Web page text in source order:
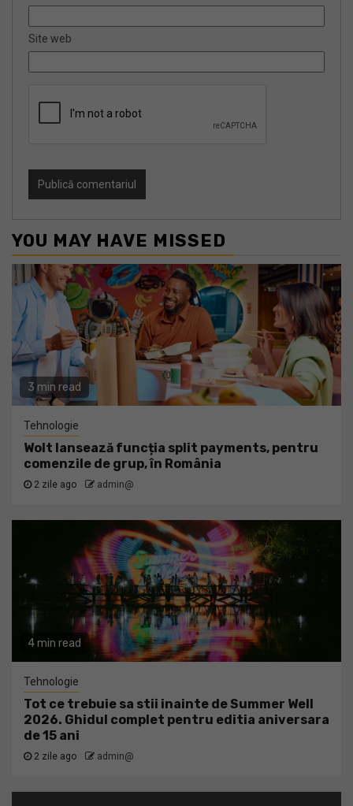
Site web
YOU MAY HAVE MISSED
3 min read
Tehnologie
Wolt lansează funcția split payments, pentru
comenzile de grup, în România
2 zile ago admin@
4 min read
Tehnologie
Tot ce trebuie sa stii inainte de Summer Well
2026. Ghidul complet pentru editia aniversara
de 15 ani
2 zile ago admin@